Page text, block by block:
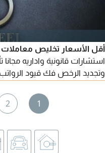
أقل الأسعار تخليص معاملات
وتجديد الرخص فك قيود الرواتب
الخاص في الامارات وهي
سرعة الانجاز والدقة وتقديم
للعميل مجانا لدينا خبرة كبيرة
1
2